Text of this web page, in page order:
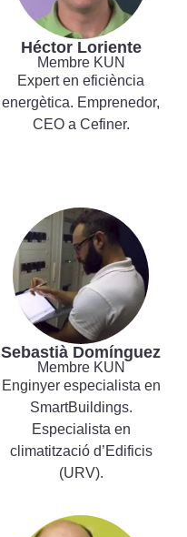
Héctor Loriente
Membre KUN
Expert en eficiència
energètica. Emprenedor,
CEO a Cefiner.
Sebastià Domínguez
Membre KUN
Enginyer especialista en
SmartBuildings.
Especialista en
climatització d’Edificis
(URV).